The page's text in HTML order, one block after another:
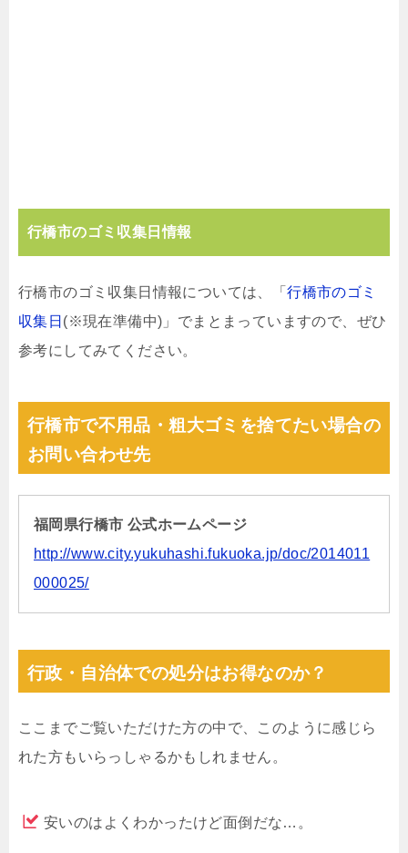
行橋市のゴミ収集日情報
行橋市のゴミ収集日情報については、「行橋市のゴミ
収集日 (※現在準備中)」でまとまっていますので、ぜひ
参考にしてみてください。
行橋市で不用品・粗大ゴミを捨てたい場合の
お問い合わせ先
福岡県行橋市 公式ホームページ
http://www.city.yukuhashi.fukuoka.jp/doc/2014011
000025/
行政・自治体での処分はお得なのか？
ここまでご覧いただけた方の中で、このように感じら
れた方もいらっしゃるかもしれません。
安いのはよくわかったけど面倒だな…。